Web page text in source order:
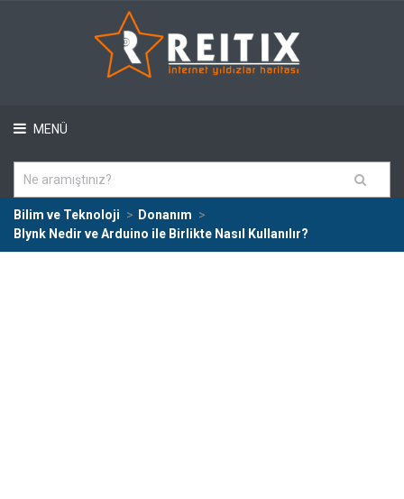
MENÜ
Bilim ve Teknoloji
Donanım
Blynk Nedir ve Arduino ile Birlikte Nasıl Kullanılır?